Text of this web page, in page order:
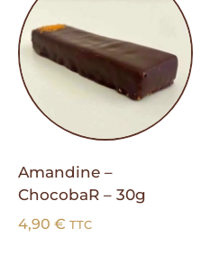
Amandine –
ChocobaR – 30g
4,90 € TTC